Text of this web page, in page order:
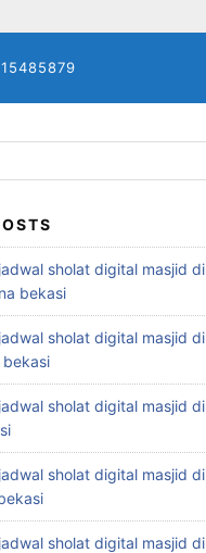
sholat digital masjid di
bekasi
sholat digital masjid di
bekasi
sholat digital masjid di
sholat digital masjid di
sholat digital masjid di